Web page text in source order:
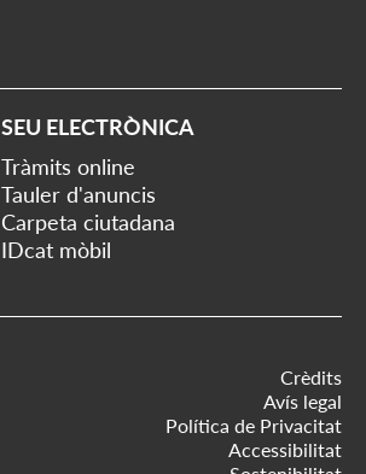
SEU ELECTRÒNICA
Tràmits online
Tauler d'anuncis
Carpeta ciutadana
IDcat mòbil
Crèdits
Avís legal
Política de Privacitat
Accessibilitat